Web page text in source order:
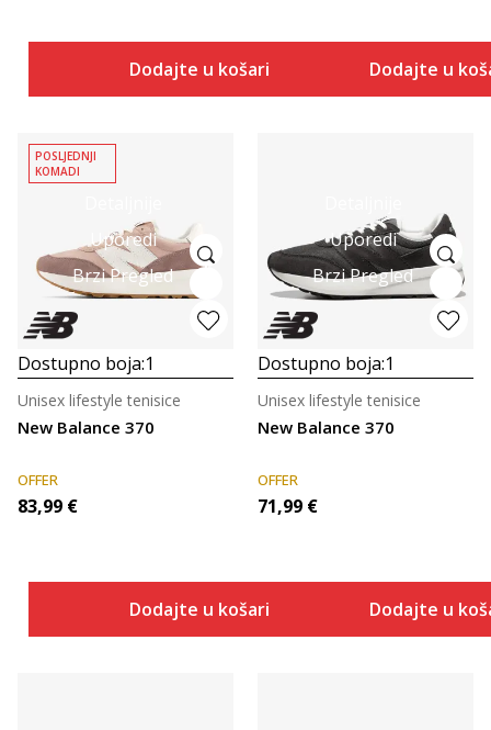
Dodajte u košaricu Dodajte u
Uporedi
Brzi Pregled
POSLJEDNJI
KOMADI
Dostupno boja:1
New Balance 370
Unisex lifestyle tenisice
OFFER
83,99 €
Dodajte u košaricu
Uporedi
Brzi Pregled
Dostupno boja:1
New Balance 370
Unisex lifestyle tenisice
OFFER
71,99 €
Dodajte u